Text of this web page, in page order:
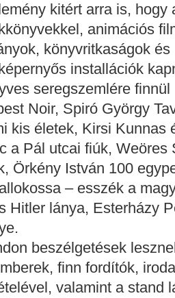
kitért arra is,
animációs
könyvritkaságok
installációk
seregszemlére
Noir, Spiró György
kis életek, Kirsi Kunnas
a Pál utcai fiúk,
Örkény István 100
– esszék a
Hitler lánya, Esterházy
beszélgetések
finn fordítók,
valamint a stand